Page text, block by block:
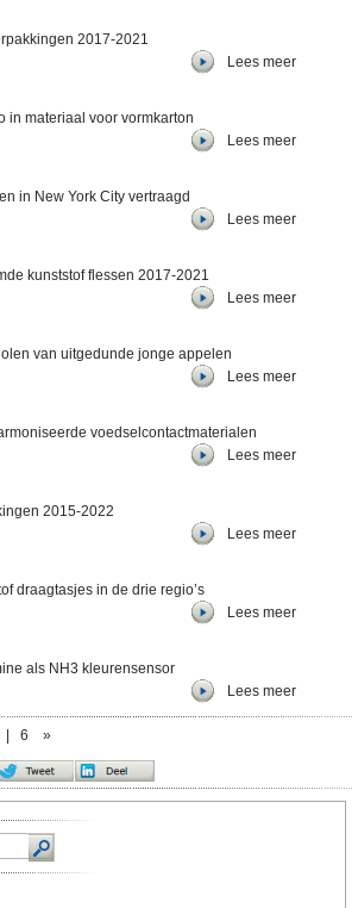
2017-2021
Lees meer
in materiaal voor vormkarton
Lees meer
in New York City vertraagd
Lees meer
kunststof flessen 2017-2021
Lees meer
van uitgedunde jonge appelen
Lees meer
voedselcontactmaterialen
Lees meer
2015-2022
Lees meer
draagtasjes in de drie regio’s
Lees meer
als NH3 kleurensensor
Lees meer
6 »